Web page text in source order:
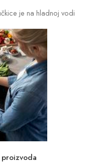
je na hladnoj vodi